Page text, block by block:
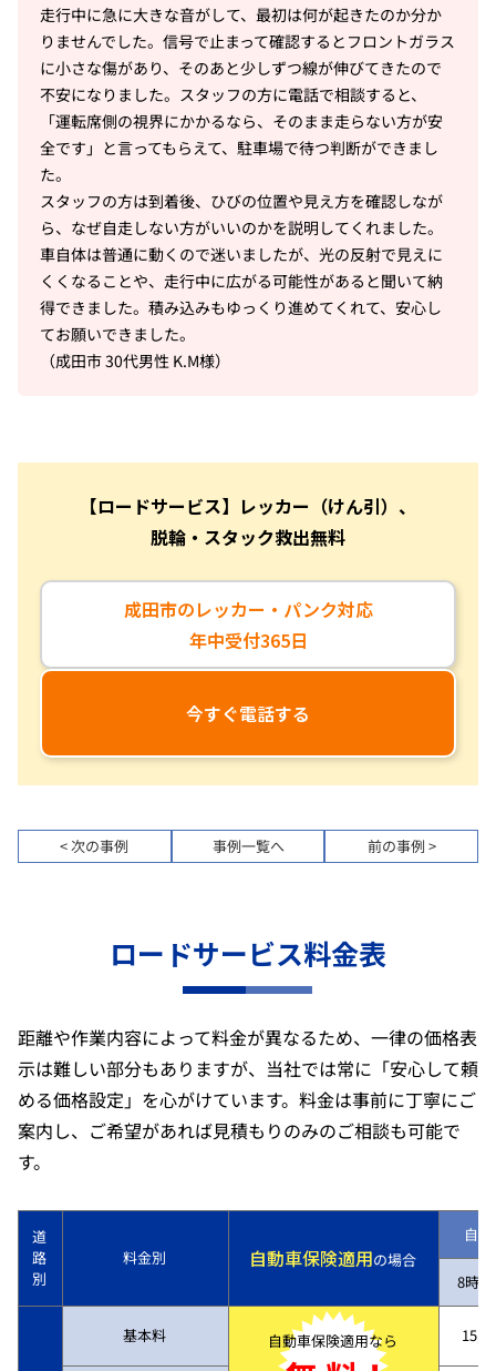
走行中に急に大きな音がして、最初は何が起きたのか分か
りませんでした。信号で止まって確認するとフロントガラス
に小さな傷があり、そのあと少しずつ線が伸びてきたので
不安になりました。スタッフの方に電話で相談すると、
「運転席側の視界にかかるなら、そのまま走らない方が安
全です」と言ってもらえて、駐車場で待つ判断ができまし
た。
スタッフの方は到着後、ひびの位置や見え方を確認しなが
ら、なぜ自走しない方がいいのかを説明してくれました。
車自体は普通に動くので迷いましたが、光の反射で見えに
くくなることや、走行中に広がる可能性があると聞いて納
得できました。積み込みもゆっくり進めてくれて、安心し
てお願いできました。
（成田市 30代男性 K.M様）
【ロードサービス】レッカー（けん引）、
脱輪・スタック救出無料
成田市のレッカー・パンク対応
年中受付365日
今すぐ電話する
< 次の事例 事例一覧へ 前の事例 >
ロードサービス料金表
距離や作業内容によって料金が異なるため、一律の価格表
示は難しい部分もありますが、当社では常に「安心して頼
める価格設定」を心がけています。料金は事前に丁寧にご
案内し、ご希望があれば見積もりのみのご相談も可能で
す。
道
路
別
料金別 自動車保険適用の場合
自
8時
基本料 自動車保険適用なら